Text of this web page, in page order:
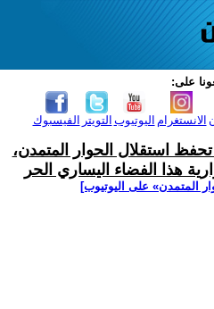
على:
الفيسبوك التويتر اليوتيوب الانستغرام
تحفظ استقلال الحوار المتمدن،
هذا الفضاء اليساري الحر
المتمدن» على اليوتيوب]